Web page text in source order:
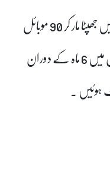
سول لائنز ڈویژن میں 110، سٹی ڈویژن میں جھپٹا مار کر 90 موبائل
فون چھینے گئے ۔ اسی طرح کینٹ ڈویژن میں 6 ماہ کے دوران